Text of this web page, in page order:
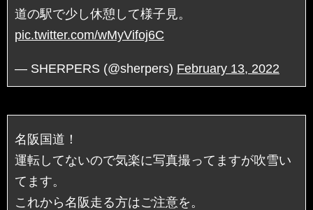
道の駅で少し休憩して様子見。
pic.twitter.com/wMyVifoj6C
— SHERPERS (@sherpers) February 13, 2022
名阪国道！
運転してないので気楽に写真撮ってますが吹雪い
てます。
これから名阪走る方はご注意を。